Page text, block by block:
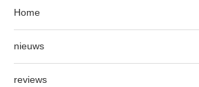
Home
nieuws
reviews